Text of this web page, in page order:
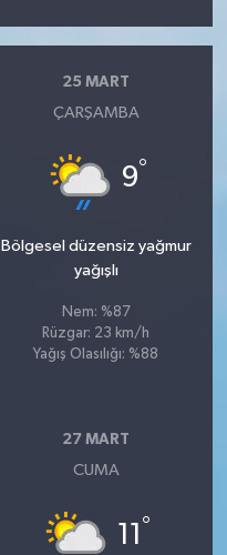
25 MART
ÇARŞAMBA
9°
Bölgesel düzensiz yağmur
yağışlı
Nem: %87
Rüzgar: 23 km/h
Yağış Olasılığı: %88
27 MART
CUMA
11 °